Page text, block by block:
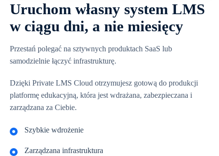
Uruchom własny system LMS
w ciągu dni, a nie miesięcy
Przestań polegać na sztywnych produktach SaaS lub
samodzielnie łączyć infrastrukturę.
Dzięki Private LMS Cloud otrzymujesz gotową do produkcji
platformę edukacyjną, która jest wdrażana, zabezpieczana i
zarządzana za Ciebie.
Szybkie wdrożenie
Zarządzana infrastruktura